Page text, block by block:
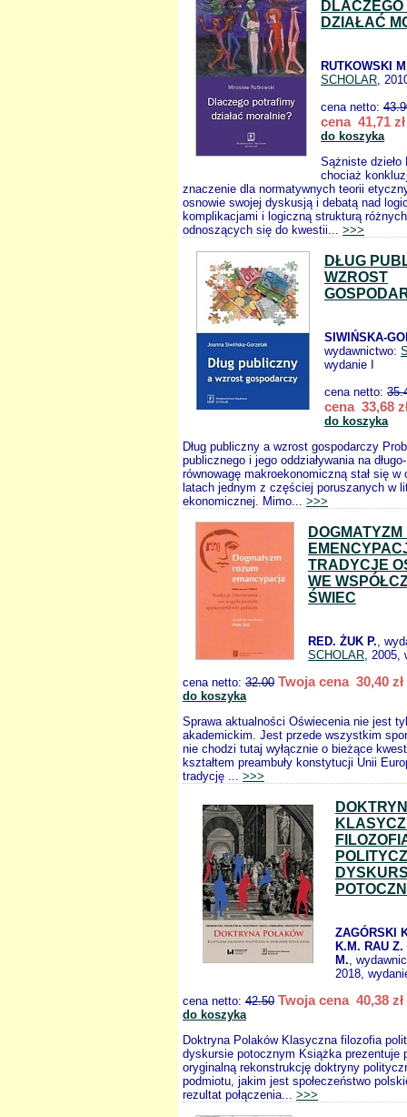
DZIAŁAĆ
RUTKOWSKI
SCHOLAR,
cena netto:
cena 41,71 zł
do koszyka
Sążniste dzieło
chociaż
znaczenie dla normatywnych teorii
osnowie swojej dyskusją i debatą nad
komplikacjami i logiczną strukturą
odnoszących się do kwestii... >>>
DŁUG
WZROST
SIWIŃSKA-
wydawnictwo:
wydanie I
cena netto:
cena 33,68
do koszyka
Dług publiczny a wzrost gospodarczy
publicznego i jego oddziaływania na
równowagę makroekonomiczną stał się
latach jednym z częściej poruszanych w
ekonomicznej. Mimo... >>>
TRADYCJE
WE
ŚWIEC
RED. ŻUK P.,
SCHOLAR, 2005,
cena netto: 32.00 Twoja cena 30,40 zł
do koszyka
Sprawa aktualności Oświecenia nie jest
akademickim. Jest przede wszystkim
nie chodzi tutaj wyłącznie o bieżące
kształtem preambuły konstytucji Unii
tradycję ... >>>
ZAGÓRSKI
K.M. RAU
M.,
2018,
cena netto: 42.50 Twoja cena 40,38 zł
do koszyka
Doktryna Polaków Klasyczna filozofia
dyskursie potocznym Książka prezentuje
oryginalną rekonstrukcję doktryny
podmiotu, jakim jest społeczeństwo
rezultat połączenia... >>>